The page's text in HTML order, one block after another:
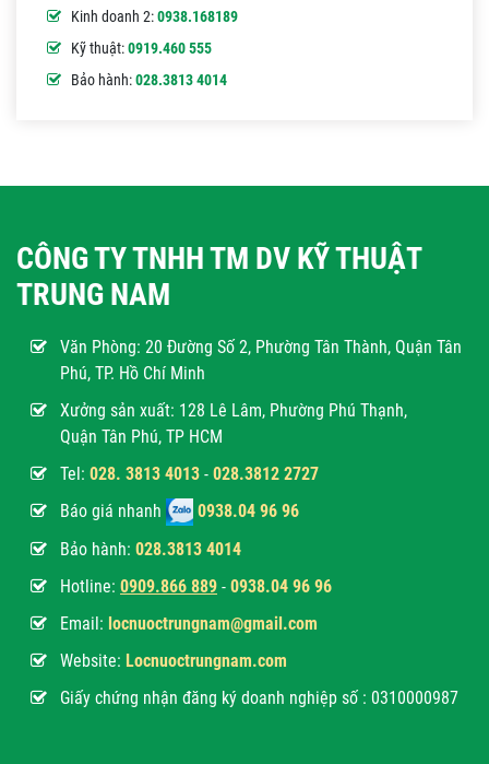
Kinh doanh 2:0938.168189
Kỹ thuật:0919.460 555
Bảo hành:028.3813 4014
CÔNG TY TNHH TM DV KỸ THUẬT
TRUNG NAM
Văn Phòng: 20 Đường Số 2, Phường Tân Thành, Quận Tân
Phú, TP. Hồ Chí Minh
Xưởng sản xuất: 128 Lê Lâm, Phường Phú Thạnh,
Quận Tân Phú, TP HCM
Tel: 028. 3813 4013 - 028.3812 2727
Báo giá nhanh
0938.04 96 96
Bảo hành: 028.3813 4014
Hotline: 0909.866 889 - 0938.04 96 96
Email: locnuoctrungnam@gmail.com
Website: Locnuoctrungnam.com
Giấy chứng nhận đăng ký doanh nghiệp số : 0310000987